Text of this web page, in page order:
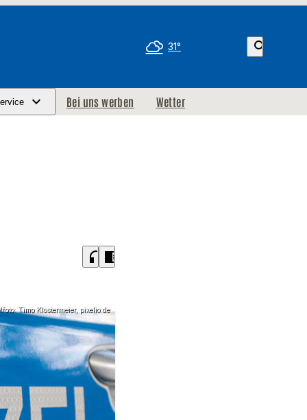
31° search
Bei uns werben Wetter
headphones chrome_reader_mode
Timo Klostermeier, pixelio.de